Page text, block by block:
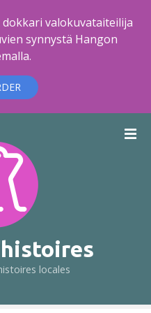
dokkari valokuvataiteilija
synnystä Hangon
locales